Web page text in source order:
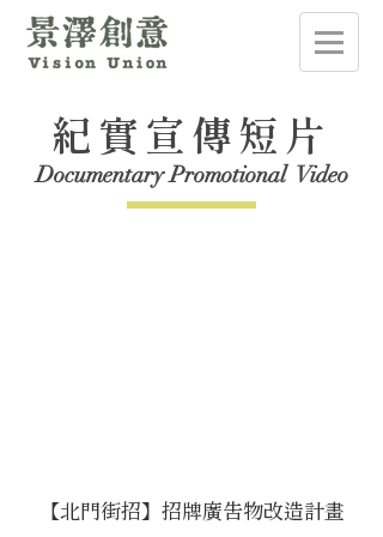
紀實宣傳短片
Documentary Promotional Video
【北門街招】招牌廣告物改造計畫